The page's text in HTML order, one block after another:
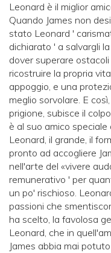
Leonard è il miglior
Quando James non
stato Leonard '
dichiarato ' a salvargli
dover superare
ricostruire la propria
appoggio, e una
meglio sorvolare. E
prigione, subisce il
è al suo amico
Leonard, il grande, il
pronto ad accogliere
nell'arte del «vivere
remunerativo ' per
un po' rischioso.
passioni che
ha scelto, la favolosa
Leonard, che in
James abbia mai